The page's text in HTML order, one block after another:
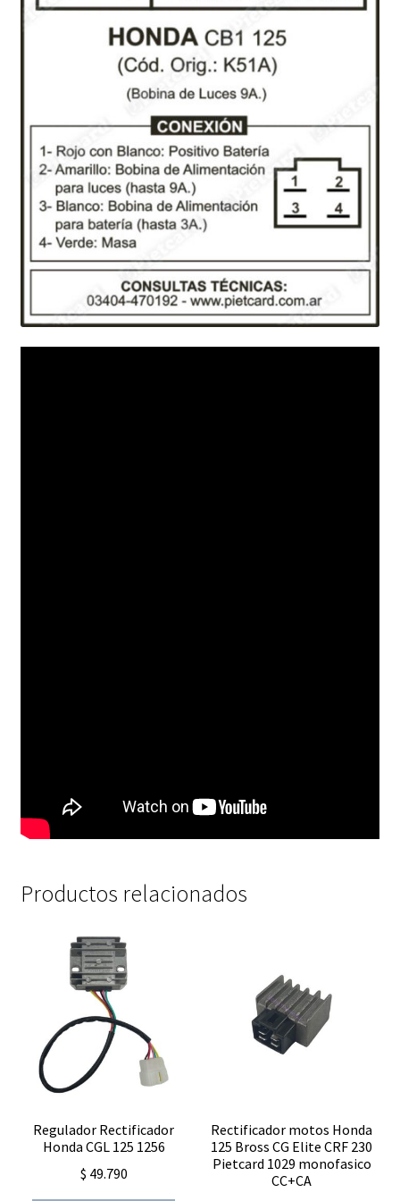
Productos relacionados
Regulador Rectificador
Honda CGL 125 1256
$ 49.790
Rectificador motos Honda
125 Bross CG Elite CRF 230
Pietcard 1029 monofasico
CC+CA